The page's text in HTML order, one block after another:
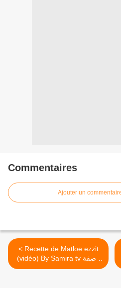
Commentaires
Ajouter un
< Recette de Matloe ezzit
(vidéo) By Samira tv وصفة
مطلوع الزيت ـ تلفزة سميرة